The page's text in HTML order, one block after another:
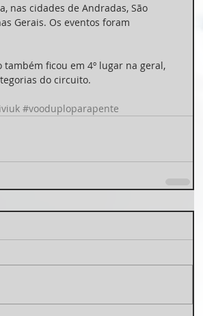
nas cidades de Andradas, São
Gerais. Os eventos foram
ficou em 4º lugar na geral,
do circuito.
#vooduploparapente